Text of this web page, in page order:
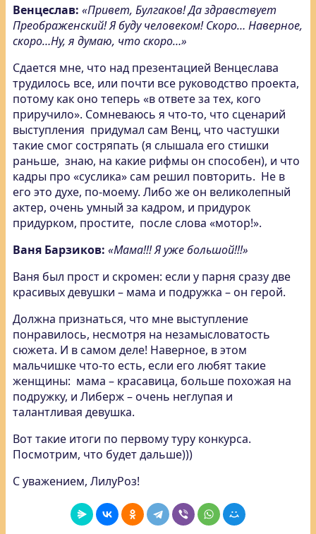
Венцеслав: «Привет, Булгаков! Да здравствует
Преображенский! Я буду человеком! Скоро… Наверное,
скоро…Ну, я думаю, что скоро…»
Сдается мне, что над презентацией Венцеслава
трудилось все, или почти все руководство проекта,
потому как оно теперь «в ответе за тех, кого
приручило». Сомневаюсь я что-то, что сценарий
выступления придумал сам Венц, что частушки
такие смог состряпать (я слышала его стишки
раньше, знаю, на какие рифмы он способен), и что
кадры про «суслика» сам решил повторить. Не в
его это духе, по-моему. Либо же он великолепный
актер, очень умный за кадром, и придурок
придурком, простите, после слова «мотор!».
Ваня Барзиков: «Мама!!! Я уже большой!!!»
Ваня был прост и скромен: если у парня сразу две
красивых девушки – мама и подружка – он герой.
Должна признаться, что мне выступление
понравилось, несмотря на незамысловатость
сюжета. И в самом деле! Наверное, в этом
мальчишке что-то есть, если его любят такие
женщины: мама – красавица, больше похожая на
подружку, и Либерж – очень неглупая и
талантливая девушка.
Вот такие итоги по первому туру конкурса.
Посмотрим, что будет дальше)))
С уважением, ЛилуРоз!